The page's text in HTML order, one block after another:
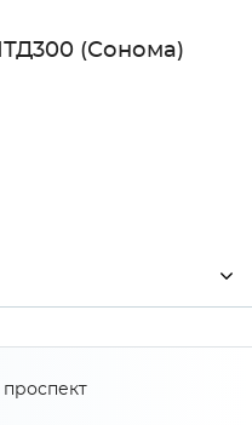
(Сонома)